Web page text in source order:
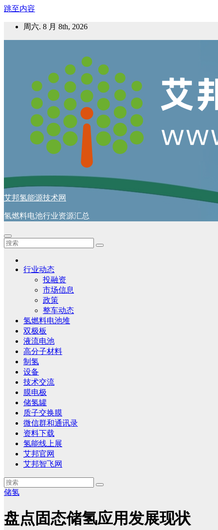
跳至内容
周六. 8 月 8th, 2026
艾邦氢能源技术网
氢燃料电池行业资源汇总
行业动态
投融资
市场信息
政策
整车动态
氢燃料电池堆
双极板
液流电池
高分子材料
制氢
设备
技术交流
膜电极
储氢罐
质子交换膜
微信群和通讯录
资料下载
氢能线上展
艾邦官网
艾邦智飞网
储氢
盘点固态储氢应用发展现状